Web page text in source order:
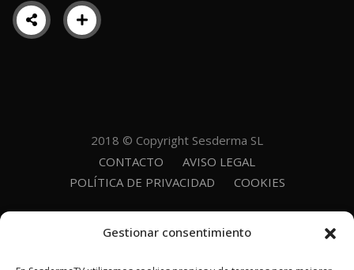
Gestionar consentimiento
2018 © Copyright Sesderma SL
CONTACTO
AVISO LEGAL
POLÍTICA DE PRIVACIDAD
COOKIES